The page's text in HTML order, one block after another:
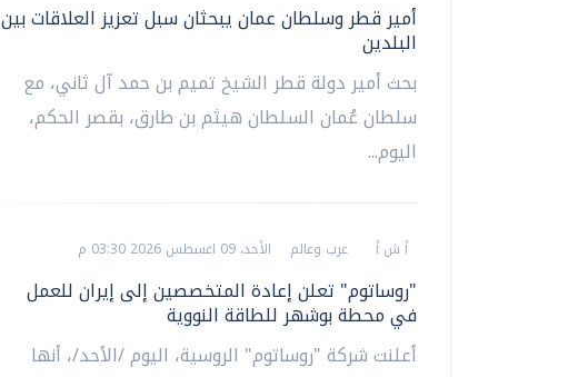
أمير قطر وسلطان عمان يبحثان سبل تعزيز العلاقات بين
البلدين
بحث أمير دولة قطر الشيخ تميم بن حمد آل ثاني، مع
سلطان عُمان السلطان هيثم بن طارق، بقصر الحكم،
اليوم...
أ ش أ عرب وعالم الأحد، 09 اغسطس 2026 03:30 م
"روساتوم" تعلن إعادة المتخصصين إلى إيران للعمل
في محطة بوشهر للطاقة النووية
أعلنت شركة "روساتوم" الروسية، اليوم /الأحد/، أنها